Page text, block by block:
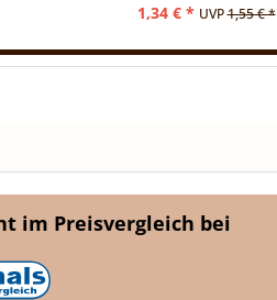
1,34 € * UVP1,55 € *
im Preisvergleich bei